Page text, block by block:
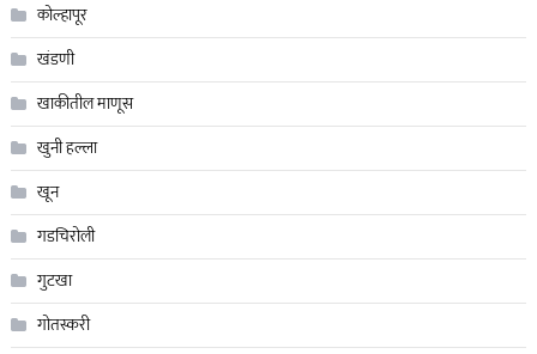
कोल्हापूर
खंडणी
खाकीतील माणूस
खुनी हल्ला
खून
गडचिरोली
गुटखा
गोतस्करी